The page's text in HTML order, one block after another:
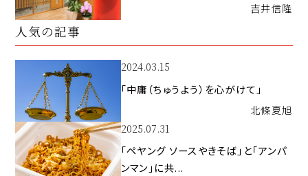
吉井信隆
人気の記事
2024.03.15
「中庸（ちゅうよう）を心がけて」
北條夏旭
2025.07.31
「ペヤング ソースやきそば」と「アンパ
ンマン」に共...